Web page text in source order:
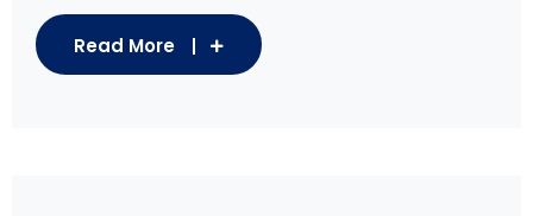
Read More